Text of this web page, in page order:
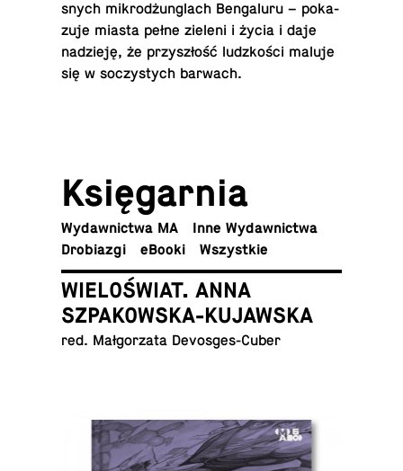
snych mi­kro­dżun­glach Ben­ga­lu­ru – po­ka­
zu­je miasta pełne zieleni i życia i daje
na­dzie­ję, że przy­szłość ludz­ko­ści maluje
się w so­czy­stych barwach.
Księ­gar­nia
Wy­daw­nic­twa MA
Inne Wydawnictwa
Dro­bia­zgi
eBooki Wszyst­kie
WIELOŚWIAT. ANNA
SZPAKOWSKA-KUJAWSKA
red. Mał­go­rza­ta Devosges-Cuber